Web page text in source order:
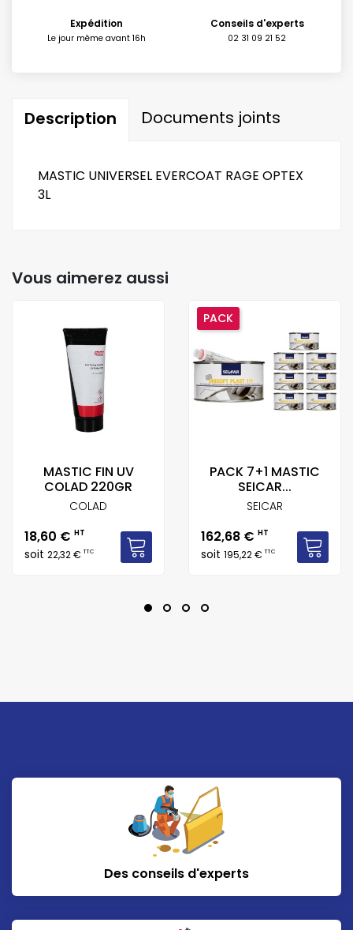
Expédition
Le jour même avant 16h
Conseils d'experts
02 31 09 21 52
Description Documents joints
MASTIC UNIVERSEL EVERCOAT RAGE OPTEX
3L
Vous aimerez aussi
MASTIC FIN UV
COLAD 220GR
COLAD
Prix
18,60 € HT
soit 22,32 €TTC
PACK 7+1 MASTIC
SEICAR...
SEICAR
Prix
162,68 € HT
soit 195,22 €TTC
PACK
Des conseils d'experts